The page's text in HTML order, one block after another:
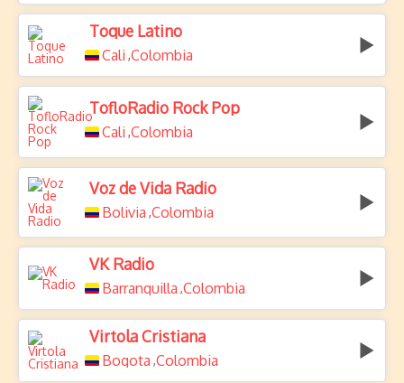
Toque Latino
Cali ,Colombia
TofloRadio Rock Pop
Cali ,Colombia
Voz de Vida Radio
Bolivia ,Colombia
VK Radio
Barranquilla ,Colombia
Virtola Cristiana
Bogota ,Colombia